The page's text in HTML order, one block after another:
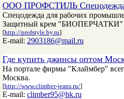
ООО ПРОФСТИЛЬ
Спецодежда для рабочих
Защитный крем "БИОПЕРЧАТКИ"
[http://profstyle.by.ru]
E-mail: 2903186@mail.ru
Где купить джинсы оптом
На портале фирмы "Клаймбер"
Москва.
[http://www.climber-jeans.ru/]
E-mail: climber95@bk.ru